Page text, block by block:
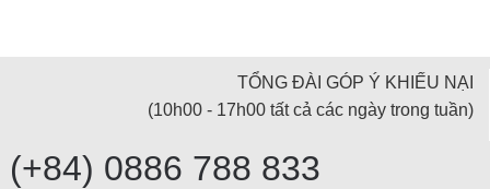
TỔNG ĐÀI GÓP Ý KHIẾU NẠI
(10h00 - 17h00 tất cả các ngày trong tuần)
(+84) 0886 788 833